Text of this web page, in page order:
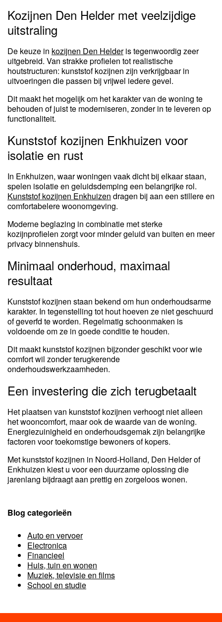
Kozijnen Den Helder met veelzijdige
uitstraling
De keuze in kozijnen Den Helderis tegenwoordig zeer
uitgebreid. Van strakke profielen tot realistische
houtstructuren: kunststof kozijnen zijn verkrijgbaar in
uitvoeringen die passen bij vrijwel iedere gevel.
Dit maakt het mogelijk om het karakter van de woning te
behouden of juist te moderniseren, zonder in te leveren op
functionaliteit.
Kunststof kozijnen Enkhuizen voor
isolatie en rust
In Enkhuizen, waar woningen vaak dicht bij elkaar staan,
spelen isolatie en geluidsdemping een belangrijke rol.
Kunststof kozijnen Enkhuizen dragen bij aan een stillere en
comfortabelere woonomgeving.
Moderne beglazing in combinatie met sterke
kozijnprofielen zorgt voor minder geluid van buiten en meer
privacy binnenshuis.
Minimaal onderhoud, maximaal
resultaat
Kunststof kozijnen staan bekend om hun onderhoudsarme
karakter. In tegenstelling tot hout hoeven ze niet geschuurd
of geverfd te worden. Regelmatig schoonmaken is
voldoende om ze in goede conditie te houden.
Dit maakt kunststof kozijnen bijzonder geschikt voor wie
comfort wil zonder terugkerende
onderhoudswerkzaamheden.
Een investering die zich terugbetaalt
Het plaatsen van kunststof kozijnen verhoogt niet alleen
het wooncomfort, maar ook de waarde van de woning.
Energiezuinigheid en onderhoudsgemak zijn belangrijke
factoren voor toekomstige bewoners of kopers.
Met kunststof kozijnen in Noord-Holland, Den Helder of
Enkhuizen kiest u voor een duurzame oplossing die
jarenlang bijdraagt aan prettig en zorgeloos wonen.
Blog categorieën
Auto en vervoer
Electronica
Financieel
Huis, tuin en wonen
Muziek, televisie en films
School en studie